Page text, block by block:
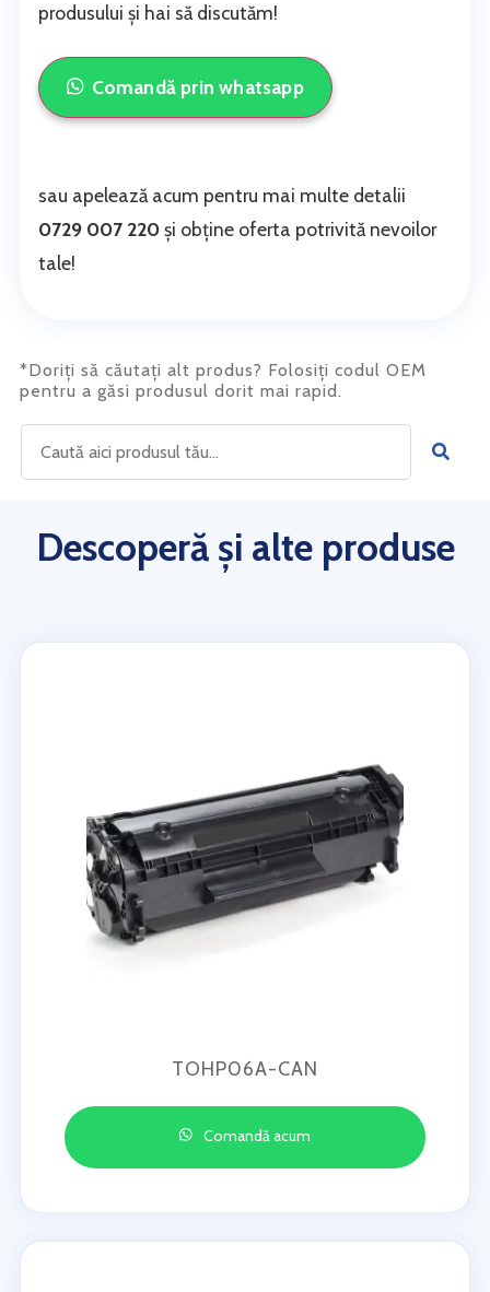
produsului și hai să discutăm!
Comandă prin whatsapp
sau apelează acum pentru mai multe detalii
0729 007 220și obține oferta potrivită nevoilor
tale!
*Doriți să căutați alt produs? Folosiți codul OEM
pentru a găsi produsul dorit mai rapid.
Descoperă și alte produse
TOHP06A-CAN
Comandă acum